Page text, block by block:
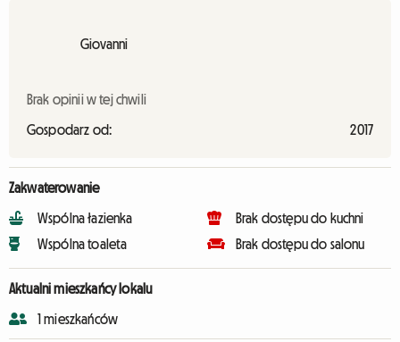
Giovanni
Brak opinii w tej chwili
Gospodarz od: 2017
Zakwaterowanie
Wspólna łazienka
Wspólna toaleta
Brak dostępu do kuchni
Brak dostępu do salonu
Aktualni mieszkańcy lokalu
1 mieszkańców